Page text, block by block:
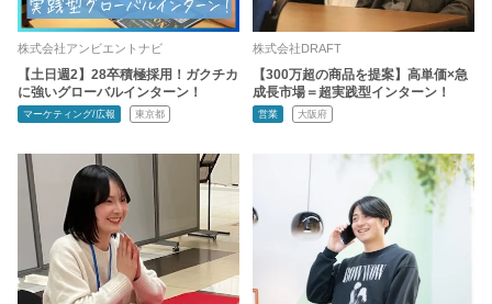
株式会社アンビエントナビ
【土日週2】28卒積極採用！ガクチカ
に強いグローバルインターン！
マーケティング/広報 東京都
株式会社DRAFT
【300万超の商品を提案】高単価×急
成長市場＝超実践型インターン！
営業 大阪府